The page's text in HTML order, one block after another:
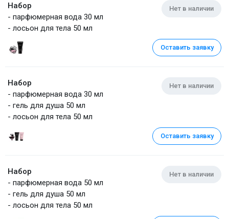
Набор
- парфюмерная вода 30 мл
- лосьон для тела 50 мл
Нет в наличии
Оставить заявку
Набор
- парфюмерная вода 30 мл
- гель для душа 50 мл
- лосьон для тела 50 мл
Нет в наличии
Оставить заявку
Набор
- парфюмерная вода 50 мл
- гель для душа 50 мл
- лосьон для тела 50 мл
Нет в наличии